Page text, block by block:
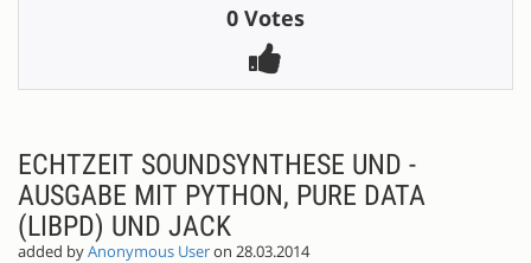
0 Votes
ECHTZEIT SOUNDSYNTHESE UND -
AUSGABE MIT PYTHON, PURE DATA
(LIBPD) UND JACK
added byAnonymous Useron 28.03.2014